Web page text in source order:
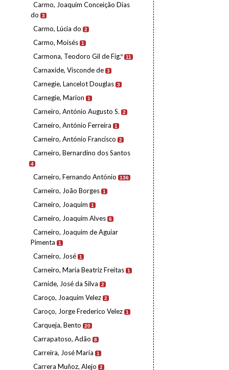
Carmo, Joaquim Conceição Dias
do
3
Carmo, Lúcia do 2
Carmo, Moisés 1
Carmona, Teodoro Gil de Fig.º 11
Carnaxide, Visconde de 3
Carnegie, Lancelot Douglas 3
Carnegie, Marion 1
Carneiro, António Augusto S. 2
Carneiro, António Ferreira 1
Carneiro, António Francisco 2
Carneiro, Bernardino dos Santos
4
Carneiro, Fernando António 136
Carneiro, João Borges 1
Carneiro, Joaquim 1
Carneiro, Joaquim Alves 6
Carneiro, Joaquim de Aguiar
Pimenta
1
Carneiro, José 1
Carneiro, Maria Beatriz Freitas 1
Carnide, José da Silva 2
Caroço, Joaquim Velez 2
Caroço, Jorge Frederico Velez 1
Carqueja, Bento 20
Carrapatoso, Adão 8
Carreira, José Maria 1
Carrera Muñoz, Alejo 2